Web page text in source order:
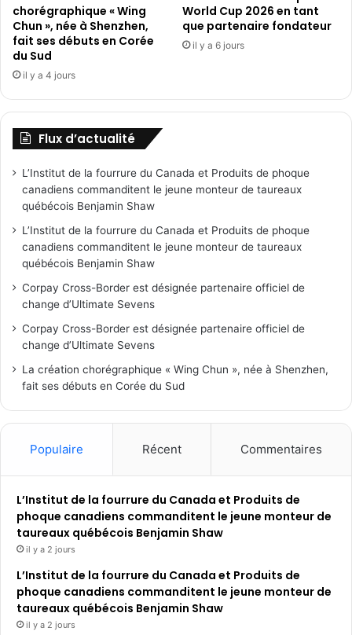
chorégraphique « Wing
Chun », née à Shenzhen,
fait ses débuts en Corée
du Sud
il y a 4 jours
World Cup 2026 en tant
que partenaire fondateur
il y a 6 jours
Flux d’actualité
L’Institut de la fourrure du Canada et Produits de phoque
canadiens commanditent le jeune monteur de taureaux
québécois Benjamin Shaw
L’Institut de la fourrure du Canada et Produits de phoque
canadiens commanditent le jeune monteur de taureaux
québécois Benjamin Shaw
Corpay Cross-Border est désignée partenaire officiel de
change d’Ultimate Sevens
Corpay Cross-Border est désignée partenaire officiel de
change d’Ultimate Sevens
La création chorégraphique « Wing Chun », née à Shenzhen,
fait ses débuts en Corée du Sud
Populaire Récent Commentaires
L’Institut de la fourrure du Canada et Produits de
phoque canadiens commanditent le jeune monteur de
taureaux québécois Benjamin Shaw
il y a 2 jours
L’Institut de la fourrure du Canada et Produits de
phoque canadiens commanditent le jeune monteur de
taureaux québécois Benjamin Shaw
il y a 2 jours